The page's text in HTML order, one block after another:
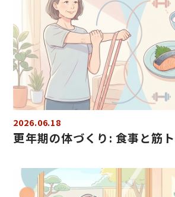
2026.06.18
更年期の体づくり: 食事と筋